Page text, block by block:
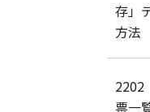
存」
方法
2202
票一